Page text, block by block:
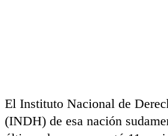
El Instituto Nacional de
(INDH) de esa nación